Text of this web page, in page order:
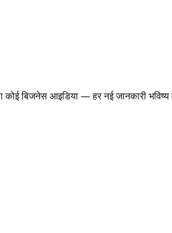
बिजनेस आइडिया — हर नई जानकारी भविष्य